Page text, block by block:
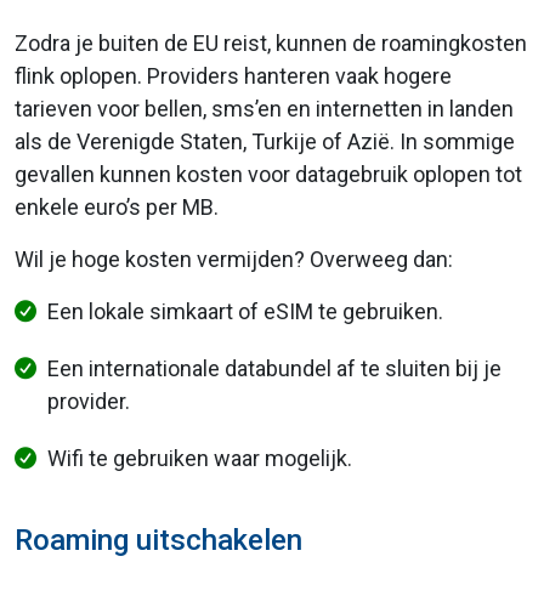
Zodra je buiten de EU reist, kunnen de roamingkosten
flink oplopen. Providers hanteren vaak hogere
tarieven voor bellen, sms’en en internetten in landen
als de Verenigde Staten, Turkije of Azië. In sommige
gevallen kunnen kosten voor datagebruik oplopen tot
enkele euro’s per MB.
Wil je hoge kosten vermijden? Overweeg dan:
Een lokale simkaart of eSIM te gebruiken.
Een internationale databundel af te sluiten bij je
provider.
Wifi te gebruiken waar mogelijk.
Roaming uitschakelen